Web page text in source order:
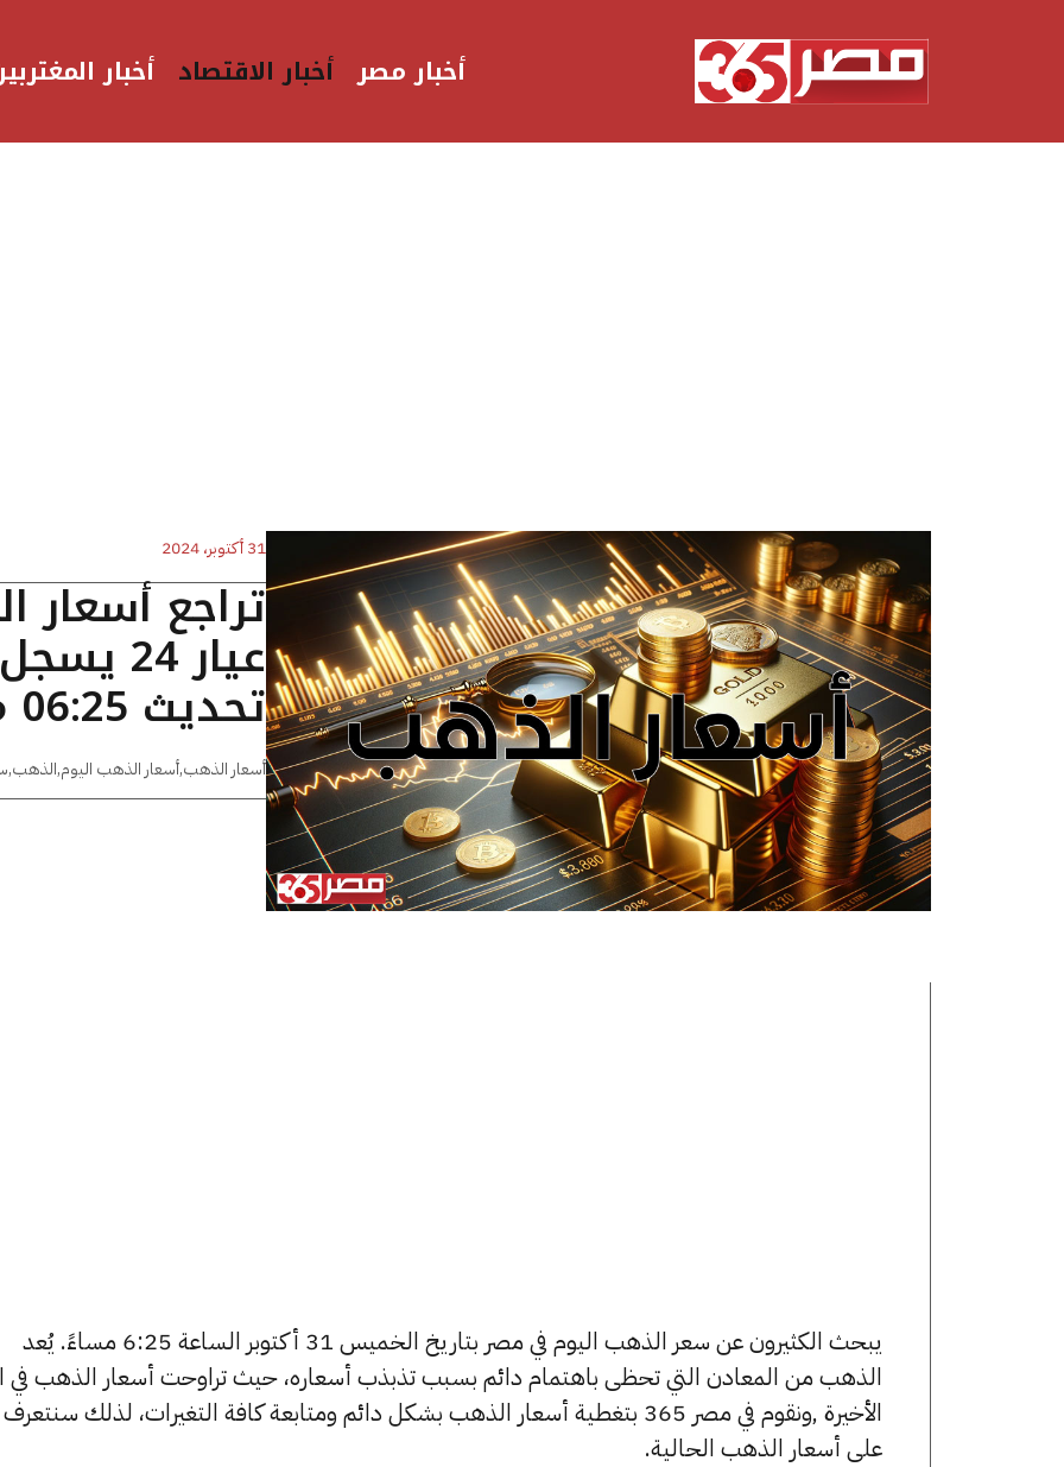
أخبار مصر أخبار الاقتصاد أخبار
31 أكتوبر، 2024
تراجع
تحديث 06:25 مساءًا
أسعار الذهب,أسعار الذهب اليوم,الذهب,
يبحث الكثيرون عن سعر الذهب اليوم في مصر بتاريخ الخميس 31 أكتوبر الساعة 6:25 مساءً. يُعد
الذهب من المعادن التي تحظى باهتمام دائم بسبب تذبذب أسعاره، حيث تراوحت أسعار الذهب في
الأخيرة ,ونقوم في مصر 365 بتغطية أسعار الذهب بشكل دائم ومتابعة كافة التغيرات، لذلك
على أسعار الذهب الحالية.